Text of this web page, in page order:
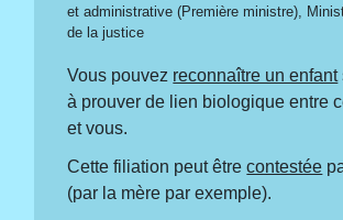
et administrative (Première ministre),
de la justice
Vous pouvez reconnaître un enfant
à prouver de lien biologique entre
et vous.
Cette filiation peut êtrecontestée
(par la mère par exemple).